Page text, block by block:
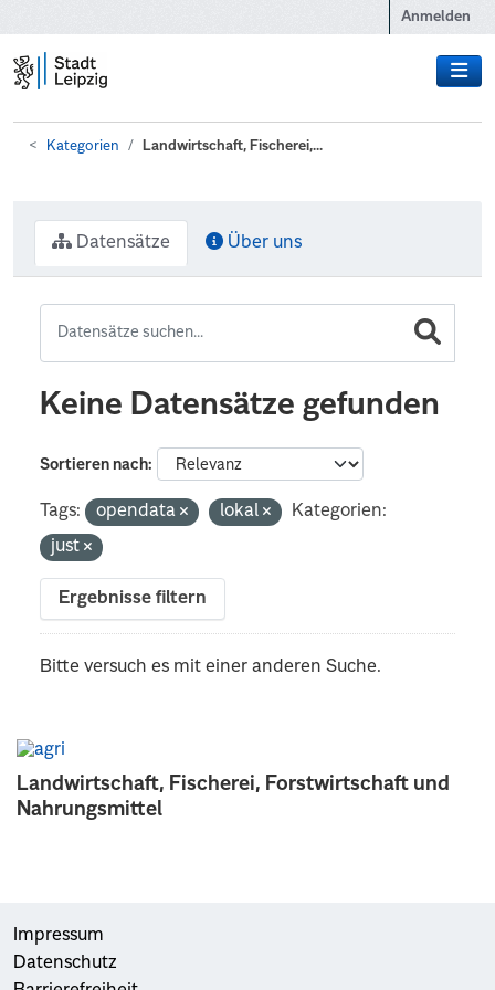
Anmelden
Kategorien Landwirtschaft, Fischerei,...
Landwirtschaft, Fischerei, Forstwirtschaft und
Nahrungsmittel
Datensätze Über uns
Keine Datensätze gefunden
Sortieren nach
Tags: opendata lokal
Kategorien:
just
Ergebnisse filtern
Bitte versuch es mit einer anderen Suche.
Impressum
Datenschutz